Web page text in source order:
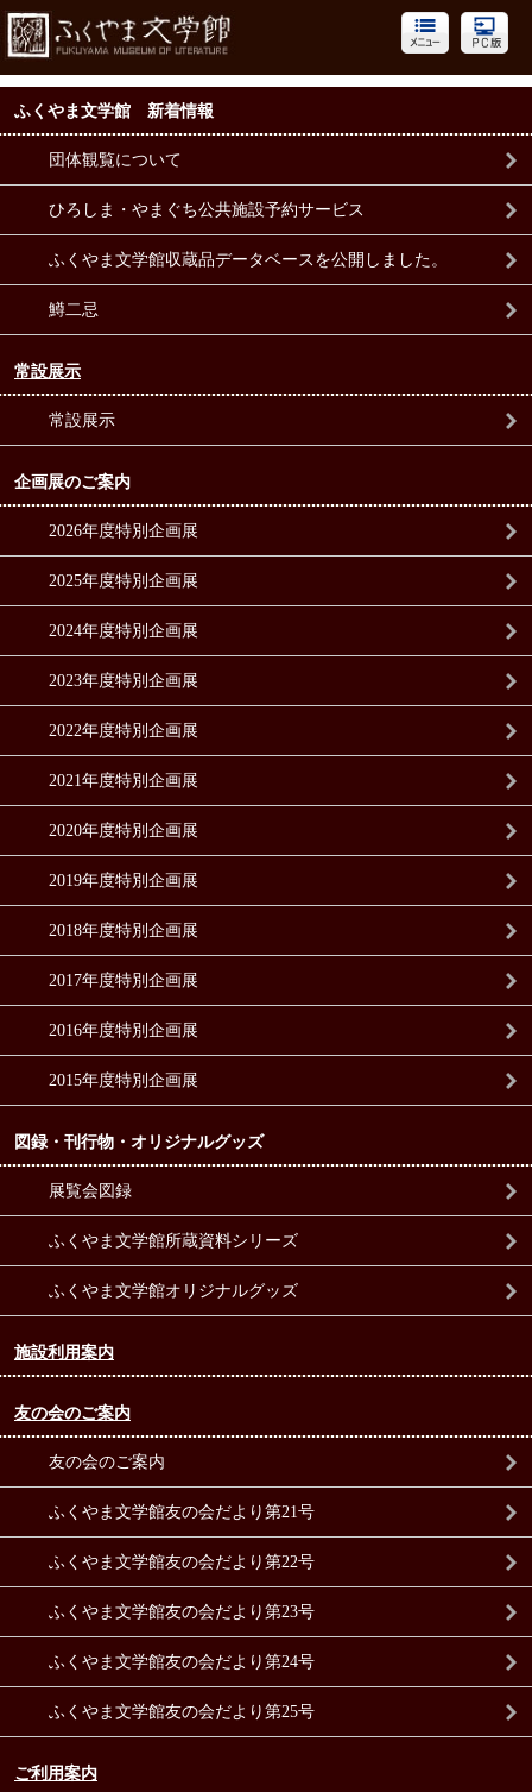
ふくやま文学館 新着情報
団体観覧について
ひろしま・やまぐち公共施設予約サービス
ふくやま文学館収蔵品データベースを公開しました。
鱒二忌
常設展示
常設展示
企画展のご案内
2026年度特別企画展
2025年度特別企画展
2024年度特別企画展
2023年度特別企画展
2022年度特別企画展
2021年度特別企画展
2020年度特別企画展
2019年度特別企画展
2018年度特別企画展
2017年度特別企画展
2016年度特別企画展
2015年度特別企画展
図録・刊行物・オリジナルグッズ
展覧会図録
ふくやま文学館所蔵資料シリーズ
ふくやま文学館オリジナルグッズ
施設利用案内
友の会のご案内
友の会のご案内
ふくやま文学館友の会だより第21号
ふくやま文学館友の会だより第22号
ふくやま文学館友の会だより第23号
ふくやま文学館友の会だより第24号
ふくやま文学館友の会だより第25号
ご利用案内